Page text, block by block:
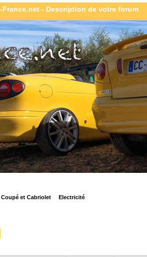
France.net - Description de votre forum
et Cabriolet Electricité